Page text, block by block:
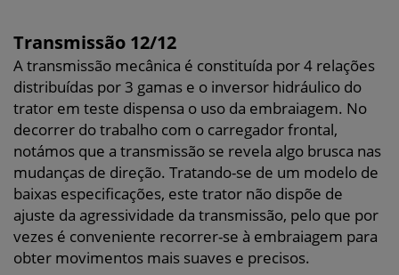
Transmissão 12/12
A transmissão mecânica é constituída por 4 relações
distribuídas por 3 gamas e o inversor hidráulico do
trator em teste dispensa o uso da embraiagem. No
decorrer do trabalho com o carregador frontal,
notámos que a transmissão se revela algo brusca nas
mudanças de direção. Tratando-se de um modelo de
baixas especificações, este trator não dispõe de
ajuste da agressividade da transmissão, pelo que por
vezes é conveniente recorrer-se à embraiagem para
obter movimentos mais suaves e precisos.